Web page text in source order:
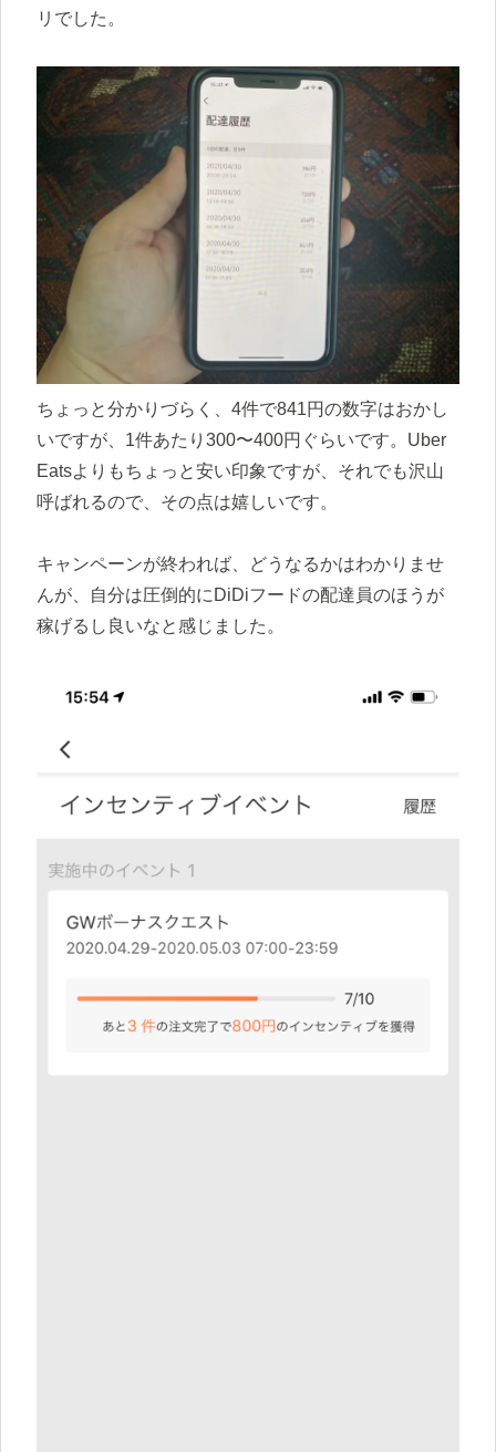
リでした。
ちょっと分かりづらく、4件で841円の数字はおかし
いですが、1件あたり300〜400円ぐらいです。Uber
Eatsよりもちょっと安い印象ですが、それでも沢山
呼ばれるので、その点は嬉しいです。
キャンペーンが終われば、どうなるかはわかりませ
んが、自分は圧倒的にDiDiフードの配達員のほうが
稼げるし良いなと感じました。